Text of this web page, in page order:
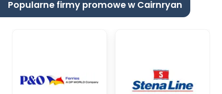
Popularne firmy promowe w Cairnryan